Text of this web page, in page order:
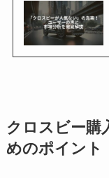
クロスビー購
めのポイント